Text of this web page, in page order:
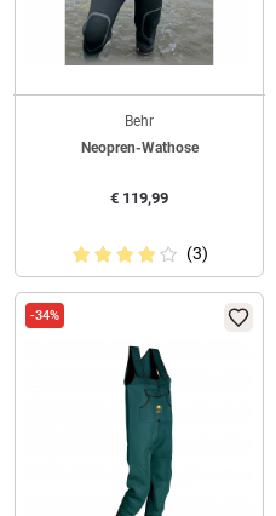
Behr
Neopren-Wathose
€ 119,99
(3)
-34%